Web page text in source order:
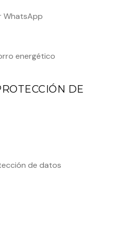
WhatsApp
energético
DE
de datos